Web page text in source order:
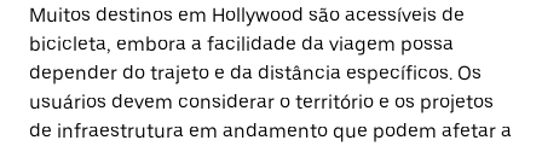
Muitos destinos em Hollywood são acessíveis de
bicicleta, embora a facilidade da viagem possa
depender do trajeto e da distância específicos. Os
usuários devem considerar o território e os projetos
de infraestrutura em andamento que podem afetar a